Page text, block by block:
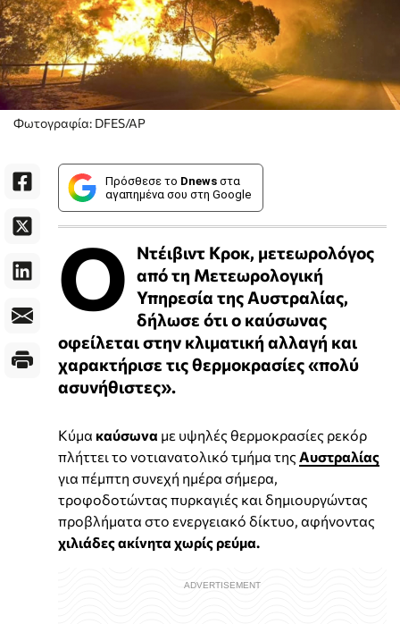
Φωτογραφία: DFES/AP
Πρόσθεσε το Dnews στα
αγαπημένα σου στη Google
Ο Ντέιβιντ Κροκ, μετεωρολόγος
από τη Μετεωρολογική
Υπηρεσία της Αυστραλίας,
δήλωσε ότι ο καύσωνας
οφείλεται στην κλιματική αλλαγή και
χαρακτήρισε τις θερμοκρασίες «πολύ
ασυνήθιστες».
Κύμα καύσωνα με υψηλές θερμοκρασίες ρεκόρ
πλήττει το νοτιανατολικό τμήμα της Αυστραλίας
για πέμπτη συνεχή ημέρα σήμερα,
τροφοδοτώντας πυρκαγιές και δημιουργώντας
προβλήματα στο ενεργειακό δίκτυο, αφήνοντας
χιλιάδες ακίνητα χωρίς ρεύμα.